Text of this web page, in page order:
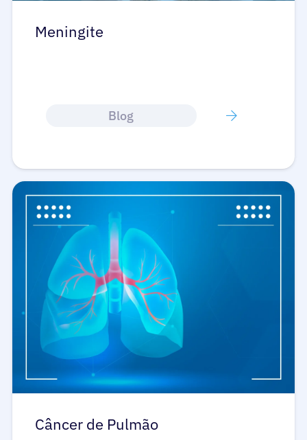
Meningite
Blog
Câncer de Pulmão